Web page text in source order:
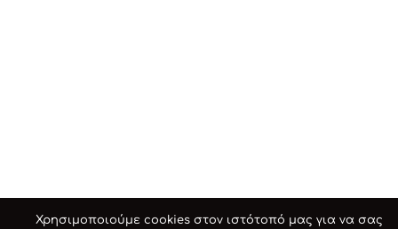
Χρησιμοποιούμε cookies στον ιστότοπό μας για να σας